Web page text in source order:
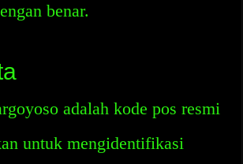
benar.
adalah kode pos resmi
untuk mengidentifikasi